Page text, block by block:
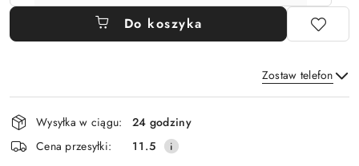
Do koszyka
Zostaw telefon
Wyślij
Dostępność
i
dostawa
Wysyłka w ciągu:
24 godziny
Cena przesyłki:
11.5